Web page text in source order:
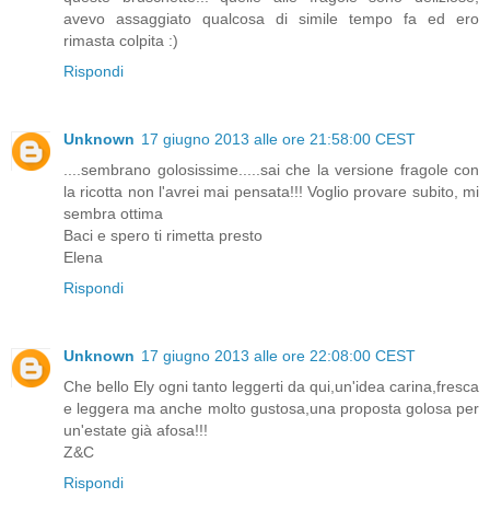
avevo assaggiato qualcosa di simile tempo fa ed ero
rimasta colpita :)
Rispondi
Unknown 17 giugno 2013 alle ore 21:58:00 CEST
....sembrano golosissime.....sai che la versione fragole con
la ricotta non l'avrei mai pensata!!! Voglio provare subito, mi
sembra ottima
Baci e spero ti rimetta presto
Elena
Rispondi
Unknown 17 giugno 2013 alle ore 22:08:00 CEST
Che bello Ely ogni tanto leggerti da qui,un'idea carina,fresca
e leggera ma anche molto gustosa,una proposta golosa per
un'estate già afosa!!!
Z&C
Rispondi